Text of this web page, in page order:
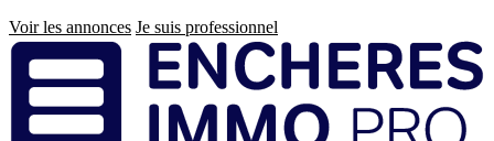
Voir les annonces Je suis professionnel
Pied
de
page